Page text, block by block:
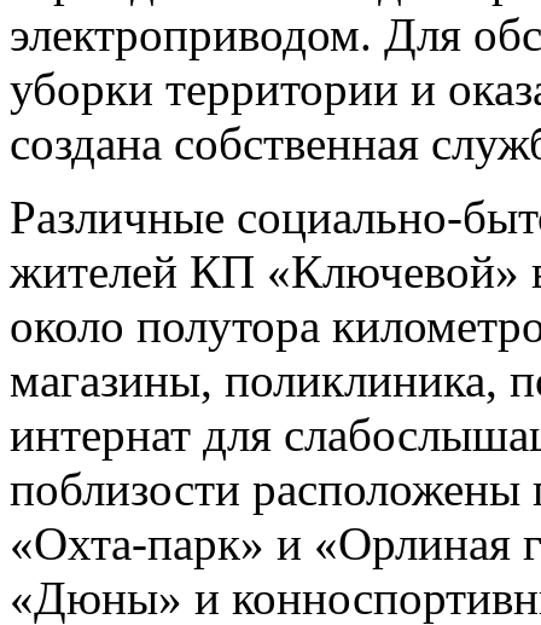
электроприводом. Для
уборки территории и
создана собственная
Различные социально-
жителей КП «Ключевой»
около полутора
магазины, поликлиника,
интернат для
поблизости
«Охта-парк» и «Орлиная
«Дюны» и